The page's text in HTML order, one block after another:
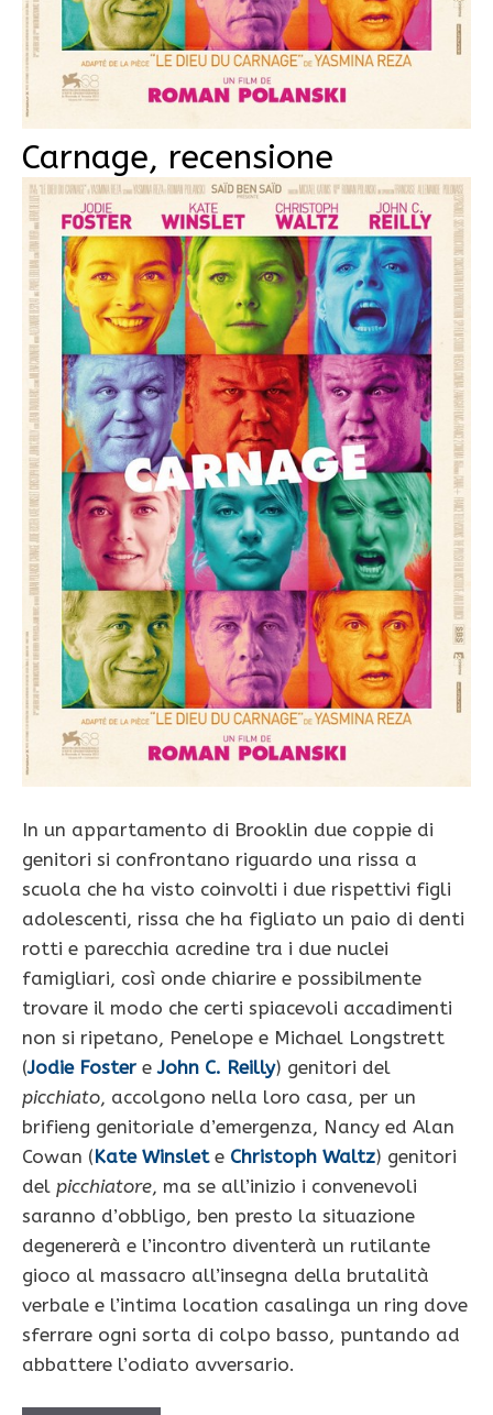
Carnage, recensione
In un appartamento di Brooklin due coppie di
genitori si confrontano riguardo una rissa a
scuola che ha visto coinvolti i due rispettivi figli
adolescenti, rissa che ha figliato un paio di denti
rotti e parecchia acredine tra i due nuclei
famigliari, così onde chiarire e possibilmente
trovare il modo che certi spiacevoli accadimenti
non si ripetano, Penelope e Michael Longstrett
(Jodie Foster eJohn C. Reilly) genitori del
picchiato, accolgono nella loro casa, per un
brifieng genitoriale d’emergenza, Nancy ed Alan
Cowan (Kate Winslet e Christoph Waltz) genitori
del picchiatore, ma se all’inizio i convenevoli
saranno d’obbligo, ben presto la situazione
degenererà e l’incontro diventerà un rutilante
gioco al massacro all’insegna della brutalità
verbale e l’intima location casalinga un ring dove
sferrare ogni sorta di colpo basso, puntando ad
abbattere l’odiato avversario.